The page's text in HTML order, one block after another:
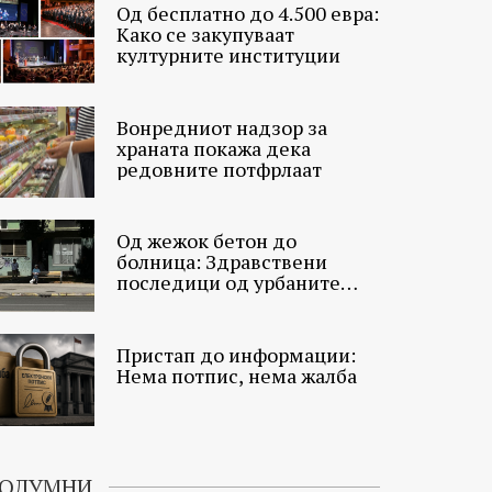
Од бесплатно до 4.500 евра:
Како се закупуваат
културните институции
Вонредниот надзор за
храната покажа дека
редовните потфрлаат
Од жежок бетон до
болница: Здравствени
последици од урбаните
Пристап до информации:
Нема потпис, нема жалба